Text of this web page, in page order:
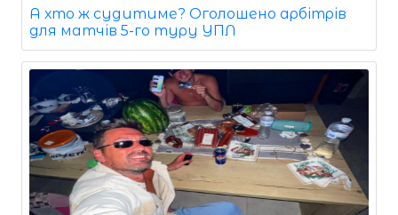
А хто ж судитиме? Оголошено арбітрів
для матчів 5-го туру УПЛ